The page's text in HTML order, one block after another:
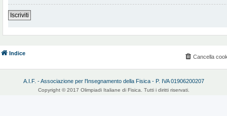
Iscriviti
Indice
Cancella
A.I.F. - Associazione per l'Insegnamento della Fisica - P. IVA 01906200207
Copyright © 2017 Olimpiadi Italiane di Fisica. Tutti i diritti riservati.